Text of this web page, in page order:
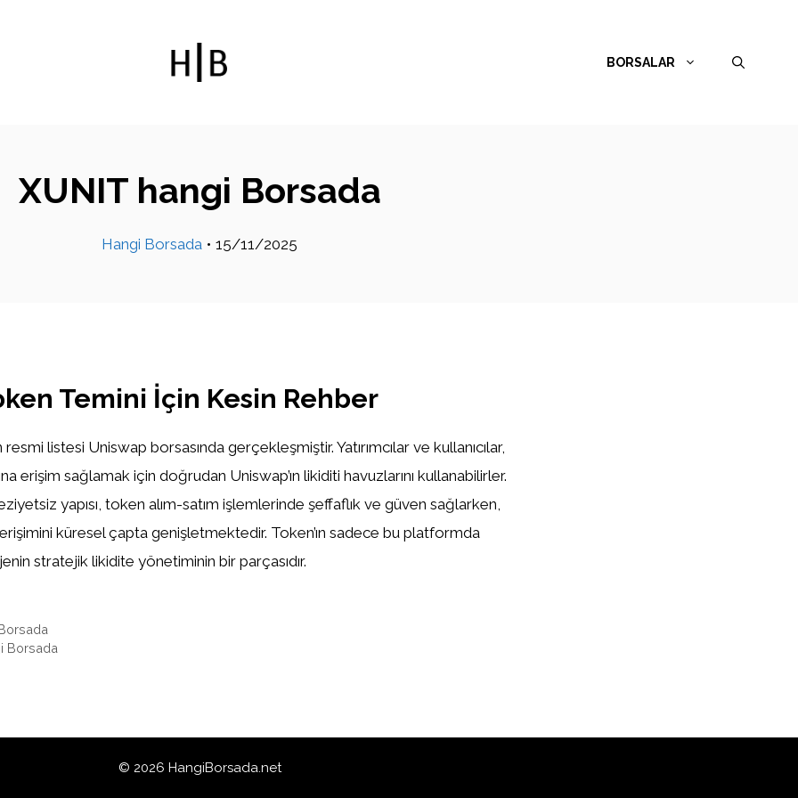
BORSALAR
XUNIT hangi Borsada
Hangi Borsada • 15/11/2025
Temini İçin Kesin Rehber
resmi listesi Uniswap borsasında gerçekleşmiştir. Yatırımcılar ve kullanıcılar,
erişim sağlamak için doğrudan Uniswap’ın likiditi havuzlarını kullanabilirler.
yapısı, token alım-satım işlemlerinde şeffaflık ve güven sağlarken,
küresel çapta genişletmektedir. Token’ın sadece bu platformda
stratejik likidite yönetiminin bir parçasıdır.
Borsada
© 2026 HangiBorsada.net